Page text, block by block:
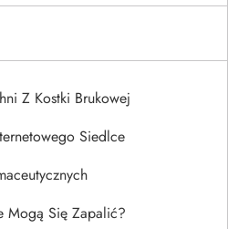
Z Kostki Brukowej
Siedlce
Mogą Się Zapalić?